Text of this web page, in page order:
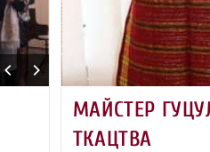
МАЙСТЕР
ТКАЦТВА